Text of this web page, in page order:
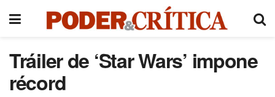
Tráiler de ‘Star Wars’ impone
récord